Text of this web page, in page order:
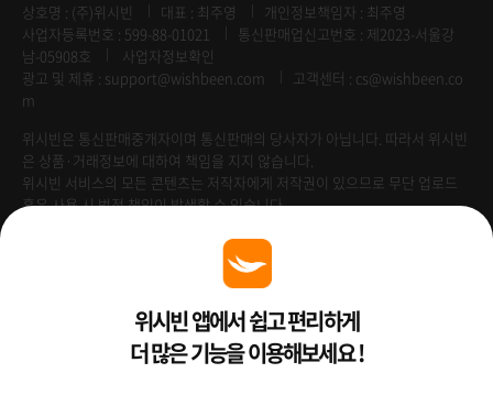
상호명 : (주)위시빈 대표 : 최주영
개인정보책임자 : 최주영
사업자등록번호 : 599-88-01021
통신판매업신고번호 : 제2023-서울강
남-05908호
사업자정보확인
광고 및 제휴 : support@wishbeen.com
고객센터 : cs@wishbeen.co
m
위시빈은 통신판매중개자이며 통신판매의 당사자가 아닙니다. 따라서 위시빈
은 상품·거래정보에 대하여 책임을 지지 않습니다.
위시빈 서비스의 모든 콘텐츠는 저작자에게 저작권이 있으므로 무단 업로드
혹은 사용 시 법적 책임이 발생할 수 있습니다.
Venture Enterprise위시빈 앱에서 쉽고 편리하게
더 많은 기능을 이용해보세요 !